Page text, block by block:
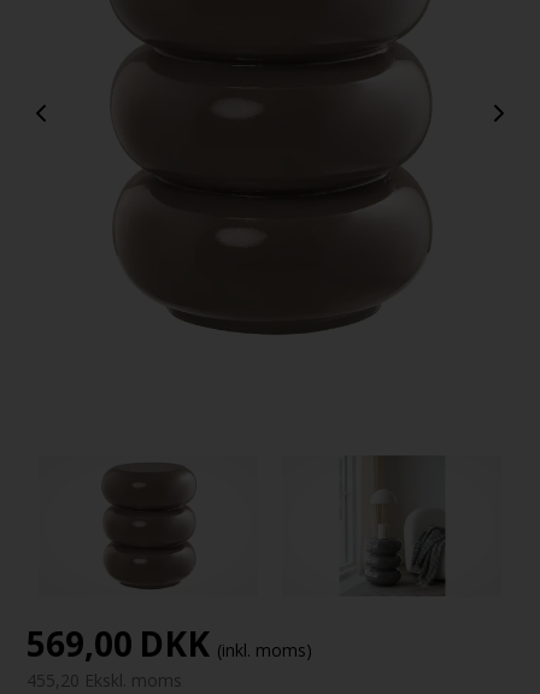
569,00 DKK (inkl. moms)
455,20 Ekskl. moms